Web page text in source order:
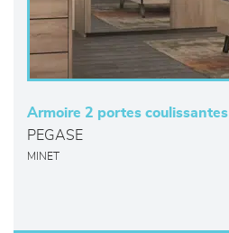
Armoire 2 portes coulissantes
PEGASE
MINET